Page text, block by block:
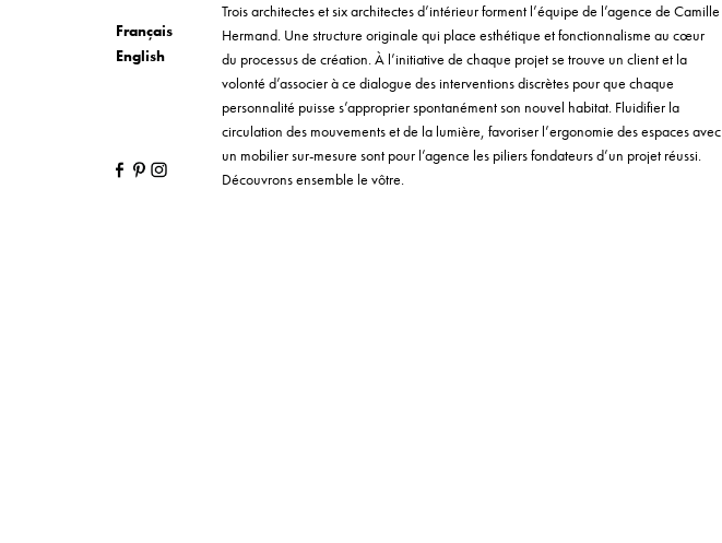
Français
English
Trois architectes et six architectes d’intérieur forment l’équipe de l’agence de Camille
Hermand. Une structure originale qui place esthétique et fonctionnalisme au cœur
du processus de création. À l’initiative de chaque projet se trouve un client et la
volonté d’associer à ce dialogue des interventions discrètes pour que chaque
personnalité puisse s’approprier spontanément son nouvel habitat. Fluidifier la
circulation des mouvements et de la lumière, favoriser l’ergonomie des espaces avec
un mobilier sur-mesure sont pour l’agence les piliers fondateurs d’un projet réussi.
Découvrons ensemble le vôtre.